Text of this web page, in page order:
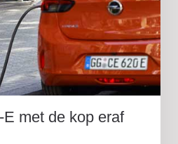
E met de kop eraf
met de kop eraf